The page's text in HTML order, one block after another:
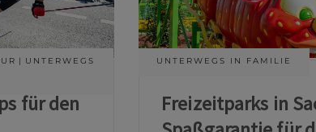
UNTERWEGS
für den
UNTERWEGS IN FAMILIE
Freizeitparks in